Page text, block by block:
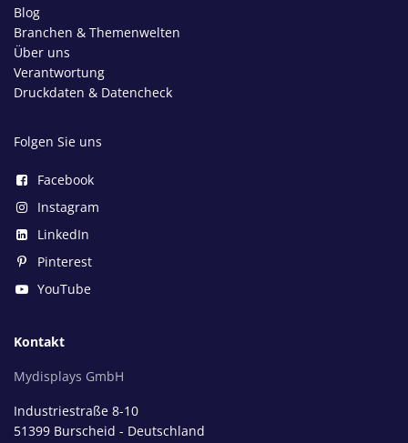
Blog
Branchen & Themenwelten
Über uns
Verantwortung
Druckdaten & Datencheck
Folgen Sie uns
Facebook
Instagram
LinkedIn
Pinterest
YouTube
Kontakt
Mydisplays GmbH
Industriestraße 8-10
51399 Burscheid - Deutschland